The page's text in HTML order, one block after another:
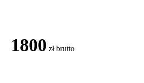
1800 zł brutto